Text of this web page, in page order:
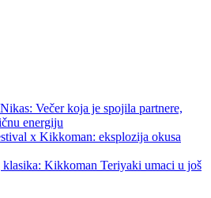
Večer koja je spojila partnere,
energiju
x Kikkoman: eksplozija okusa
Kikkoman Teriyaki umaci u još